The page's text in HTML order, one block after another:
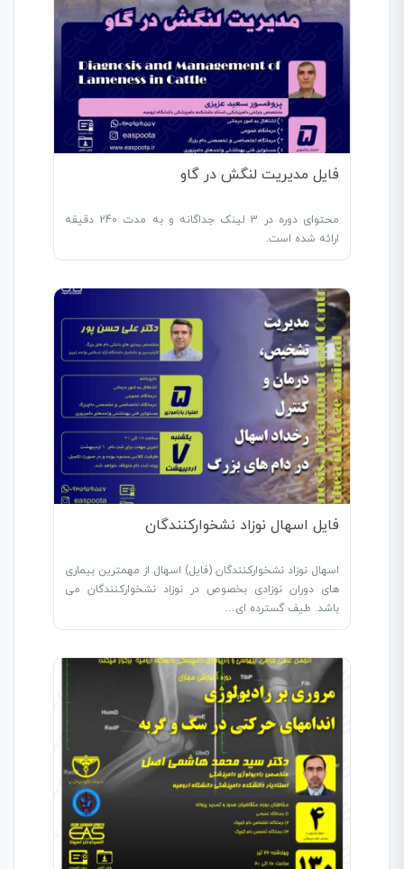
فایل مدیریت لنگش در گاو
محتوای دوره در 3 لینک جداگانه و به مدت 240 دقیقه
ارائه شده است.
فایل اسهال نوزاد نشخوارکنندگان
اسهال نوزاد نشخوارکنندگان (فایل) اسهال از مهمترین بیماری
های دوران نوزادی بخصوص در نوزاد نشخوارکنندگان می
باشد. طیف گسترده ای…